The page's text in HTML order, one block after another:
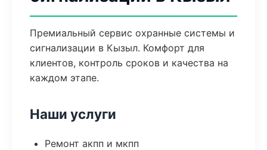
Премиальный сервис охранные системы и
сигнализации в Кызыл. Комфорт для
клиентов, контроль сроков и качества на
каждом этапе.
Наши услуги
Ремонт акпп и мкпп